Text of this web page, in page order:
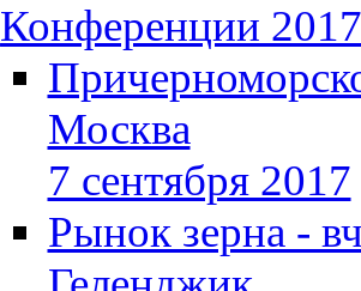
Конференции 2017
Москва
7 сентября 2017
Рынок зерна -